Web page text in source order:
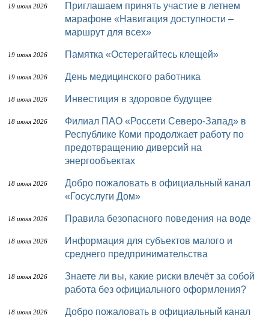
19 июня 2026
Приглашаем принять участие в летнем
марафоне «Навигация доступности –
маршрут для всех»
19 июня 2026 Памятка «Остерегайтесь клещей»
19 июня 2026 День медицинского работника
18 июня 2026 Инвестиция в здоровое будущее
18 июня 2026
Филиал ПАО «Россети Северо-Запад» в
Республике Коми продолжает работу по
предотвращению диверсий на
энергообъектах
18 июня 2026
Добро пожаловать в официальный канал
«Госуслуги Дом»
18 июня 2026 Правила безопасного поведения на воде
18 июня 2026
Информация для субъектов малого и
среднего предпринимательства
18 июня 2026
Знаете ли вы, какие риски влечёт за собой
работа без официального оформления?
18 июня 2026
Добро пожаловать в официальный канал